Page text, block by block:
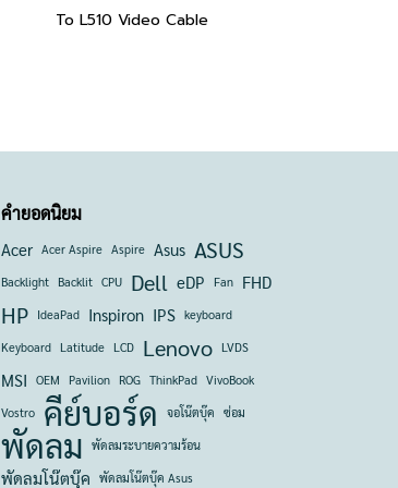
To L510 Video Cable
คำยอดนิยม
Acer Acer Aspire Aspire Asus ASUS
Backlight Backlit CPU Dell eDP Fan FHD
HP IdeaPad Inspiron IPS keyboard
Keyboard Latitude LCD Lenovo LVDS
MSI OEM Pavilion ROG ThinkPad VivoBook
Vostro
คีย์บอร์ด จอโน๊ตบุ๊ค ซ่อม
พัดลม พัดลมระบายความร้อน
พัดลมโน๊ตบุ๊ค พัดลมโน๊ตบุ๊ค Asus